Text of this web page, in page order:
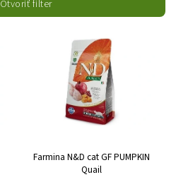
Otvoriť filter
Farmina N&D cat GF PUMPKIN
Quail